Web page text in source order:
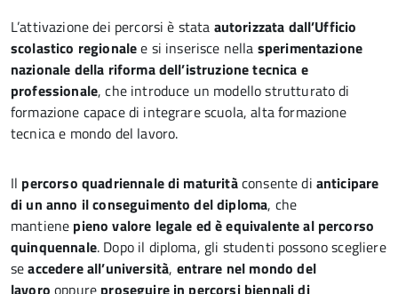
L’attivazione dei percorsi è stata autorizzata dall’Ufficio
scolastico regionalee si inserisce nella sperimentazione
nazionale della riforma dell’istruzione tecnica e
professionale, che introduce un modello strutturato di
formazione capace di integrare scuola, alta formazione
tecnica e mondo del lavoro.
Il percorso quadriennale di maturitàconsente di anticipare
di un anno il conseguimento del diploma, che
mantiene pieno valore legale ed è equivalente al percorso
quinquennale. Dopo il diploma, gli studenti possono scegliere
seaccedere all’università, entrare nel mondo del
lavoro oppure proseguire in percorsi biennali di